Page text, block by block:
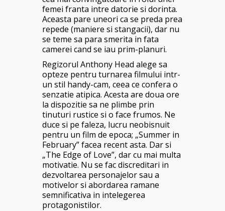
femei franta intre datorie si dorinta.
Aceasta pare uneori ca se preda prea
repede (maniere si stangacii), dar nu
se teme sa para smerita in fata
camerei cand se iau prim-planuri.
Regizorul Anthony Head alege sa
opteze pentru turnarea filmului intr-
un stil handy-cam, ceea ce confera o
senzatie atipica. Acesta are doua ore
la dispozitie sa ne plimbe prin
tinuturi rustice si o face frumos. Ne
duce si pe faleza, lucru neobisnuit
pentru un film de epoca; „Summer in
February” facea recent asta. Dar si
„The Edge of Love”, dar cu mai multa
motivatie. Nu se fac discreditari in
dezvoltarea personajelor sau a
motivelor si abordarea ramane
semnificativa in intelegerea
protagonistilor.